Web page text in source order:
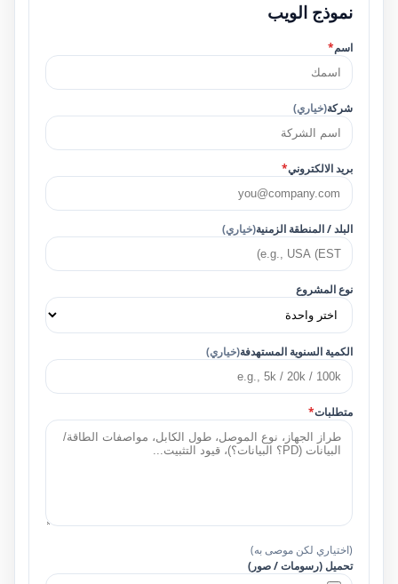
نموذج الويب
اسم*
شركة(خياري)
بريد الالكتروني*
البلد / المنطقة الزمنية(خياري)
نوع المشروع
الكمية السنوية المستهدفة(خياري)
متطلبات*
(اختياري لكن موصى به)
تحميل (رسومات / صور)